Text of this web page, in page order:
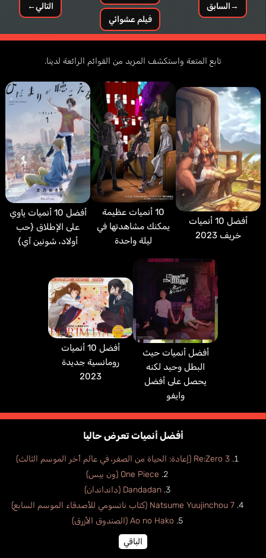
→السابق
فيلم عشوائي
التالي←
تابع المتعة واستكشف المزيد من القوائم الرائعة لدينا.
أفضل 10 أنميات
خريف 2023
10 أنميات عظيمة
يمكنك مشاهدتها في
ليلة واحدة
أفضل 10 أنميات ياوي
على الإطلاق {حب
أولاد، شونين آي}
أفضل أنميات حيث
البطل وحيد لكنه
يحصل على أفضل
وايفو
أفضل 10 أنميات
رومانسية جديدة
2023
أفضل أنميات تعرض حاليا
Re:Zero 3 (إعادة: الحياة من الصفر، في عالم أخر الموسم الثالث)
One Piece (ون بيس)
Dandadan (دانداندان)
Natsume Yuujinchou 7 (كتاب ناتسومي للأصدقاء الموسم السابع)
Ao no Hako (الصندوق الأزرق)
الباقي